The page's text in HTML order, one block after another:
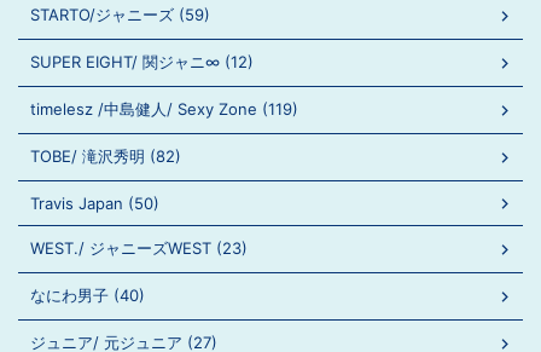
STARTO/ジャニーズ (59)
SUPER EIGHT/ 関ジャニ∞ (12)
timelesz /中島健人/ Sexy Zone (119)
TOBE/ 滝沢秀明 (82)
Travis Japan (50)
WEST./ ジャニーズWEST (23)
なにわ男子 (40)
ジュニア/ 元ジュニア (27)